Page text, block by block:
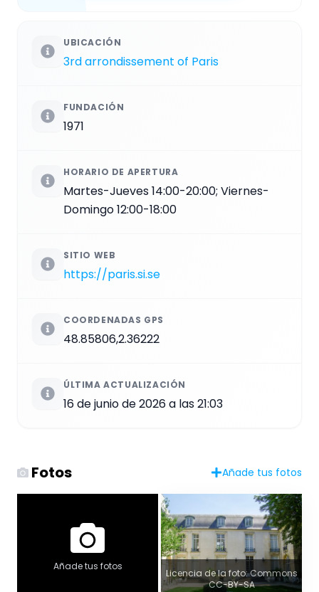
UBICACIÓN
3rd arrondissement of Paris
FUNDACIÓN
1971
HORARIO DE APERTURA
Martes-Jueves 14:00-20:00; Viernes-
Domingo 12:00-18:00
SITIO WEB
https://paris.si.se
COORDENADAS GPS
48.85806,2.36222
ÚLTIMA ACTUALIZACIÓN
16 de junio de 2026 a las 21:03
Fotos Añade tus fotos
Añade tus fotos
Licencia de la foto: Commons
CC-BY-SA